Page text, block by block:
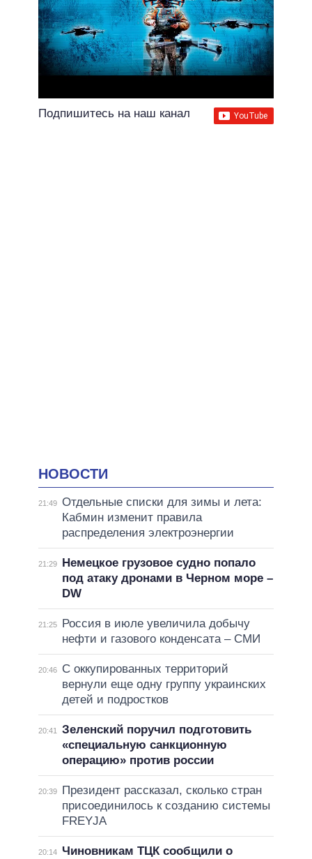
Подпишитесь на наш канал
НОВОСТИ
21:49 Отдельные списки для зимы и лета:
Кабмин изменит правила
распределения электроэнергии
21:29
Немецкое грузовое судно попало
под атаку дронами в Черном море –
DW
21:25
Россия в июле увеличила добычу
нефти и газового конденсата – СМИ
20:46
С оккупированных территорий
вернули еще одну группу украинских
детей и подростков
20:41
Зеленский поручил подготовить
«специальную санкционную
операцию» против россии
20:39
Президент рассказал, сколько стран
присоединилось к созданию системы
FREYJA
20:14
Чиновникам ТЦК сообщили о